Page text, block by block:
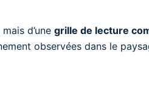
d’une grille de lecture
observées dans le